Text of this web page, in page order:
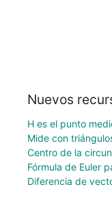
Nuevos
H es el punto
Mide con
Centro de la
Fórmula de Euler
Diferencia de